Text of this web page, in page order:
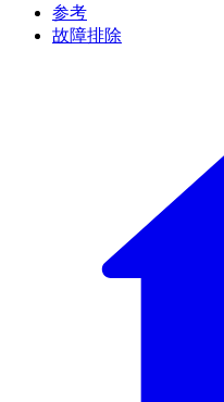
参考
故障排除